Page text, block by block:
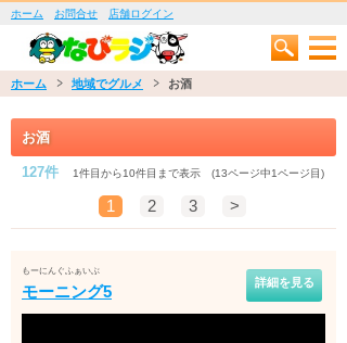
ホーム お問合せ 店舗ログイン
ホーム 地域でグルメ お酒
お酒
127件 1件目から10件目まで表示 (13ページ中1ページ目)
1 2 3 >
もーにんぐふぁいぶ
モーニング5 詳細を見る